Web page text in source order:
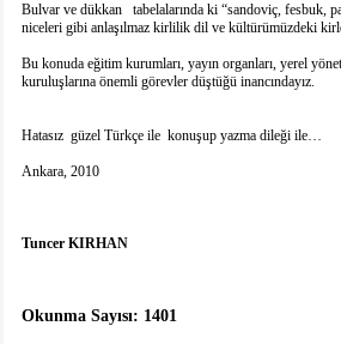
Bulvar ve dükkan tabelalarında ki “sandoviç, fesbuk,
niceleri gibi anlaşılmaz kirlilik dil ve kültürümüzdeki
Bu konuda eğitim kurumları, yayın organları, yerel
kuruluşlarına önemli görevler düştüğü inancındayız.
Hatasız güzel Türkçe ile konuşup yazma dileği ile…
Ankara, 2010
Tuncer KIRHAN
Okunma Sayısı: 1401